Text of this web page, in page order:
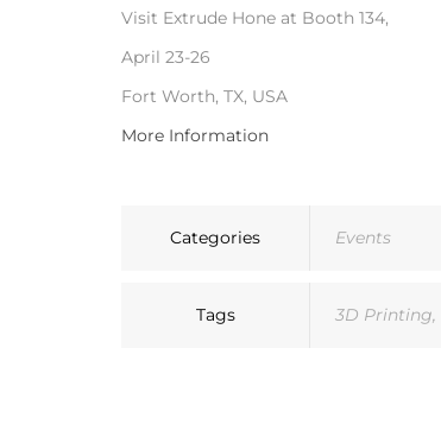
Visit Extrude Hone at Booth 134,
April 23-26
Fort Worth, TX, USA
More Information
Categories Events
Tags 3D Printing,